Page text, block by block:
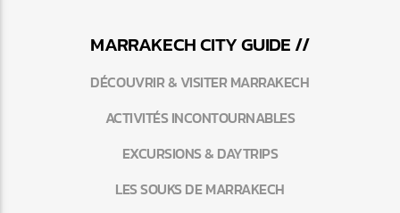
MARRAKECHCITY GUIDE //
DÉCOUVRIR & VISITER MARRAKECH
ACTIVITÉS INCONTOURNABLES
EXCURSIONS & DAYTRIPS
LES SOUKS DE MARRAKECH